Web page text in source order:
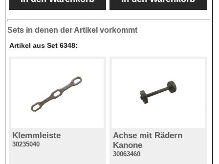
Sets in denen der Artikel vorkommt
Artikel aus Set 6348:
Klemmleiste
30235040
Achse mit Rädern
Kanone
30063460